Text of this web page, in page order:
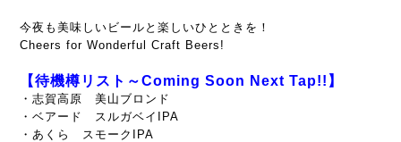
今夜も美味しいビールと楽しいひとときを！
Cheers for Wonderful Craft Beers!
【待機樽リスト～Coming Soon Next Tap!!】
・志賀高原 美山ブロンド
・ベアード スルガベイIPA
・あくら スモークIPA